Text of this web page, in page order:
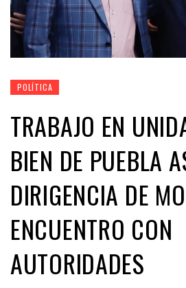
POLÍTICA
TRABAJO EN
BIEN DE PUEBLA
DIRIGENCIA DE
ENCUENTRO CON
AUTORIDADES